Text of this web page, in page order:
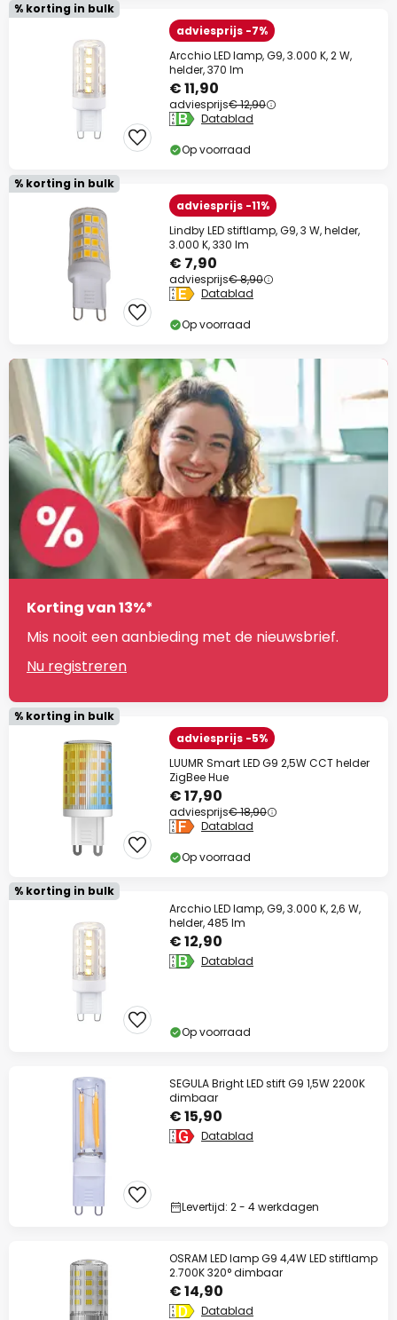
% korting in bulk
adviesprijs -7%
Arcchio LED lamp, G9, 3.000 K, 2 W,
helder, 370 lm
€ 11,90
adviesprijs€ 12,90
Datablad
Op voorraad
% korting in bulk
adviesprijs -11%
Lindby LED stiftlamp, G9, 3 W, helder,
3.000 K, 330 lm
€ 7,90
adviesprijs€ 8,90
Datablad
Op voorraad
Korting van 13%*
Mis nooit een aanbieding met de nieuwsbrief.
Nu registreren
% korting in bulk
adviesprijs -5%
LUUMR Smart LED G9 2,5W CCT helder
ZigBee Hue
€ 17,90
adviesprijs€ 18,90
Datablad
Op voorraad
% korting in bulk
Arcchio LED lamp, G9, 3.000 K, 2,6 W,
helder, 485 lm
€ 12,90
Datablad
Op voorraad
SEGULA Bright LED stift G9 1,5W 2200K
dimbaar
€ 15,90
Datablad
Levertijd: 2 - 4 werkdagen
OSRAM LED lamp G9 4,4W LED stiftlamp
2.700K 320° dimbaar
€ 14,90
Datablad